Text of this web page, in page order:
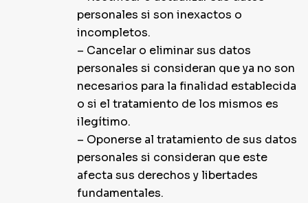
personales si son inexactos o
incompletos.
– Cancelar o eliminar sus datos
personales si consideran que ya no son
necesarios para la finalidad establecida
o si el tratamiento de los mismos es
ilegítimo.
– Oponerse al tratamiento de sus datos
personales si consideran que este
afecta sus derechos y libertades
fundamentales.